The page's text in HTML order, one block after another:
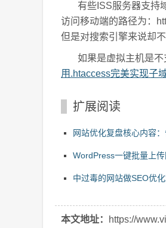
有些ISS服务器支持域
访问移动端的路径为：
但是对搜索引擎来说却
如果是虚拟主机是不
用.htaccess完美实现子
扩展阅读
网站优化复盘核心内容
WordPress一键批量上
中过毒的网站做SEO优
本文地址： https://